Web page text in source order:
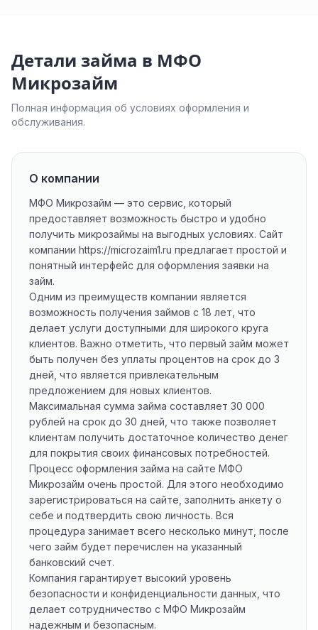
Детали займа в МФО
Микрозайм
Полная информация об условиях оформления и
обслуживания.
О компании
МФО Микрозайм — это сервис, который
предоставляет возможность быстро и удобно
получить микрозаймы на выгодных условиях. Сайт
компании https://microzaim1.ru предлагает простой и
понятный интерфейс для оформления заявки на
займ.
Одним из преимуществ компании является
возможность получения займов с 18 лет, что
делает услуги доступными для широкого круга
клиентов. Важно отметить, что первый займ может
быть получен без уплаты процентов на срок до 3
дней, что является привлекательным
предложением для новых клиентов.
Максимальная сумма займа составляет 30 000
рублей на срок до 30 дней, что также позволяет
клиентам получить достаточное количество денег
для покрытия своих финансовых потребностей.
Процесс оформления займа на сайте МФО
Микрозайм очень простой. Для этого необходимо
зарегистрироваться на сайте, заполнить анкету о
себе и подтвердить свою личность. Вся
процедура занимает всего несколько минут, после
чего займ будет перечислен на указанный
банковский счет.
Компания гарантирует высокий уровень
безопасности и конфиденциальности данных, что
делает сотрудничество с МФО Микрозайм
надежным и безопасным.